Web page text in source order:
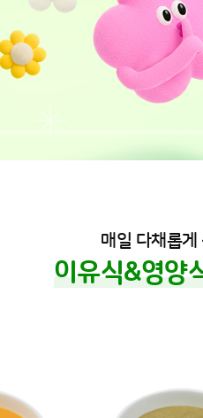
매일 다채롭게
이유식&영양